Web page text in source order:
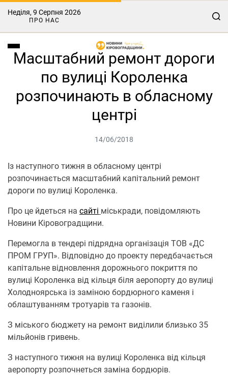
Неділя, 9 Серпня 2026
ПРО НАС
Масштабний ремонт дороги
по вулиці Короленка
розпочинають в обласному
центрі
14/06/2018
Із наступного тижня в обласному центрі
розпочинається масштабний капітальний ремонт
дороги по вулиці Короленка.
Про це йдеться на сайті міськради, повідомляють
Новини Кіровоградщини.
Перемогла в тендері підрядна організація ТОВ «ДС
ПРОМ ГРУП». Відповідно до проекту передбачається
капітальне відновлення дорожнього покриття по
вулиці Короленка від кільця біля аеропорту до вулиці
Холодноярська із заміною бордюрного каменя і
облаштуванням тротуарів та газонів.
З міського бюджету на ремонт виділили близько 35
мільйонів гривень.
З наступного тижня на вулиці Короленка від кільця
аеропорту розпочнеться заміна бордюрів.